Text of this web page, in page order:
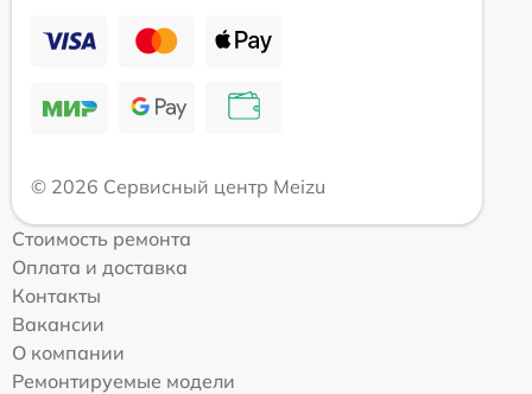
© 2026 Сервисный центр Meizu
Стоимость ремонта
Оплата и доставка
Контакты
Вакансии
О компании
Ремонтируемые модели